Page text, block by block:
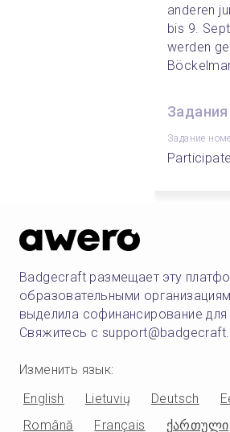
anderen
bis 9.
werden
Задания
Задание
Badgecraft размещает эту
образовательными
выделила софинансирование
Свяжитесь с
Изменить язык:
English
Lietuvių Deutsch
Română
Français ქართული